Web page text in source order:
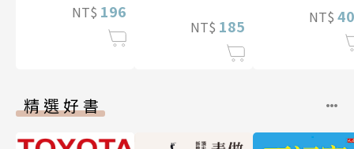
NT$ 196
NT$ 185 NT$
精選好書